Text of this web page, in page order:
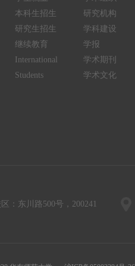
本科生招生
研究生招生
继续教育
International
Students
研究机构
学科建设
学报
学术期刊
学术文化
：东川路500号，200241